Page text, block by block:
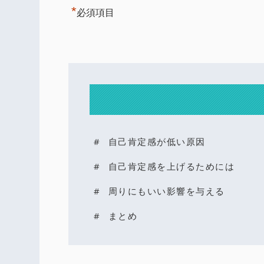
*必須項目
自己肯定感が低い原因
自己肯定感を上げるためには
周りにもいい影響を与える
まとめ